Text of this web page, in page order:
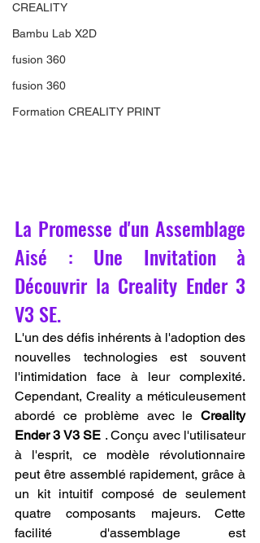
CREALITY
Bambu Lab X2D
fusion 360
fusion 360
Formation CREALITY PRINT
La Promesse d'un Assemblage
Aisé : Une Invitation à
Découvrir la Creality Ender 3
V3 SE.
L'un des défis inhérents à l'adoption des
nouvelles technologies est souvent
l'intimidation face à leur complexité.
Cependant, Creality a méticuleusement
abordé ce problème avec le Creality
Ender 3 V3 SE . Conçu avec l'utilisateur
à l'esprit, ce modèle révolutionnaire
peut être assemblé rapidement, grâce à
un kit intuitif composé de seulement
quatre composants majeurs. Cette
facilité d'assemblage est